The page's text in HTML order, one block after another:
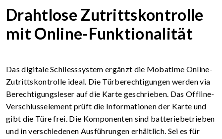
Drahtlose Zutrittskontrolle
mit Online-Funktionalität
Das digitale Schliesssystem ergänzt die Mobatime Online-
Zutrittskontrolle ideal. Die Türberechtigungen werden via
Berechtigungsleser auf die Karte geschrieben. Das Offline-
Verschlusselement prüft die Informationen der Karte und
gibt die Türe frei. Die Komponenten sind batteriebetrieben
und in verschiedenen Ausführungen erhältlich. Sei es für